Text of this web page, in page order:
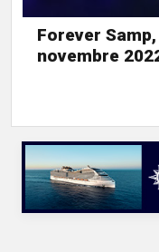
Forever
novembre